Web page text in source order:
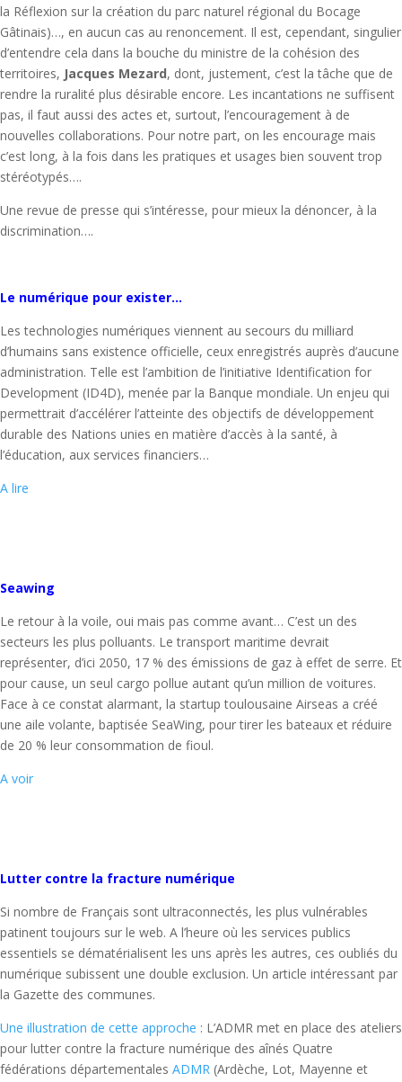
la Réflexion sur la création du parc naturel régional du Bocage
Gâtinais)…, en aucun cas au renoncement. Il est, cependant, singulier
d’entendre cela dans la bouche du ministre de la cohésion des
territoires, Jacques Mezard, dont, justement, c’est la tâche que de
rendre la ruralité plus désirable encore. Les incantations ne suffisent
pas, il faut aussi des actes et, surtout, l’encouragement à de
nouvelles collaborations. Pour notre part, on les encourage mais
c’est long, à la fois dans les pratiques et usages bien souvent trop
stéréotypés….
Une revue de presse qui s’intéresse, pour mieux la dénoncer, à la
discrimination….
Le numérique pour exister…
Les technologies numériques viennent au secours du milliard
d’humains sans existence officielle, ceux enregistrés auprès d’aucune
administration. Telle est l’ambition de l’initiative Identification for
Development (ID4D), menée par la Banque mondiale. Un enjeu qui
permettrait d’accélérer l’atteinte des objectifs de développement
durable des Nations unies en matière d’accès à la santé, à
l’éducation, aux services financiers…
A lire
Seawing
Le retour à la voile, oui mais pas comme avant… C’est un des
secteurs les plus polluants. Le transport maritime devrait
représenter, d’ici 2050, 17 % des émissions de gaz à effet de serre. Et
pour cause, un seul cargo pollue autant qu’un million de voitures.
Face à ce constat alarmant, la startup toulousaine Airseas a créé
une aile volante, baptisée SeaWing, pour tirer les bateaux et réduire
de 20 % leur consommation de fioul.
A voir
Lutter contre la fracture numérique
Si nombre de Français sont ultraconnectés, les plus vulnérables
patinent toujours sur le web. A l’heure où les services publics
essentiels se dématérialisent les uns après les autres, ces oubliés du
numérique subissent une double exclusion. Un article intéressant par
la Gazette des communes.
Une illustration de cette approche : L’ADMR met en place des ateliers
pour lutter contre la fracture numérique des aînés Quatre
fédérations départementales ADMR (Ardèche, Lot, Mayenne et